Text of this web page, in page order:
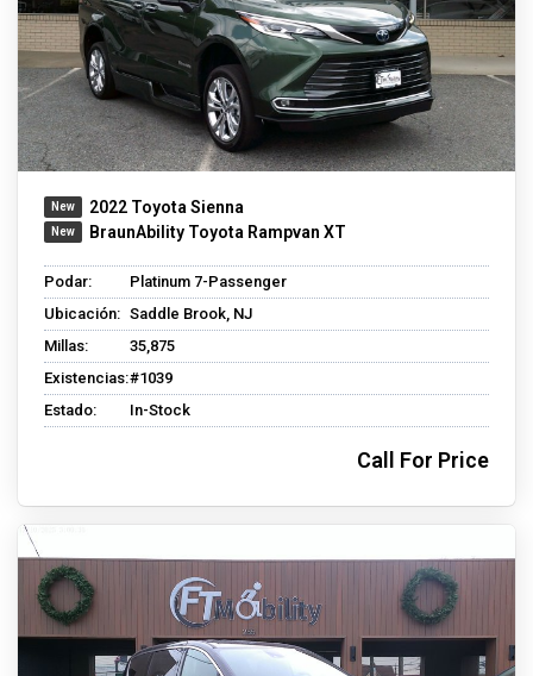
2022 Toyota Sienna
BraunAbility Toyota Rampvan XT
Podar:
Platinum 7-Passenger
Ubicación: Saddle Brook, NJ
Millas:
35,875
Existencias:#1039
Estado:
In-Stock
Call For Price